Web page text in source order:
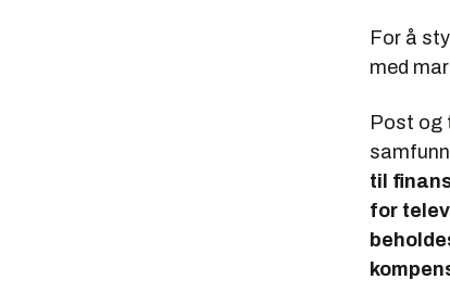
For å
med
Post og
til
for